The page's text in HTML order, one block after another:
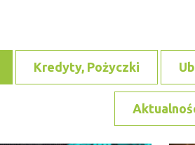
Kredyty, Pożyczki